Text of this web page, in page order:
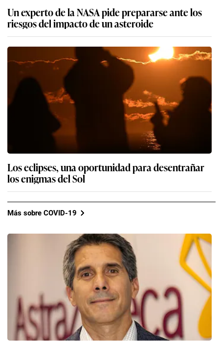
Un experto de la NASA pide prepararse ante los
riesgos del impacto de un asteroide
Los eclipses, una oportunidad para desentrañar
los enigmas del Sol
Más sobre COVID-19